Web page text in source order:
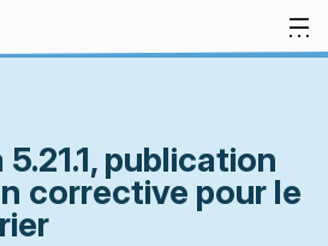
publication
corrective pour le